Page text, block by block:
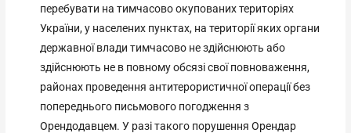
перебувати на тимчасово окупованих територіях
України, у населених пунктах, на території яких органи
державної влади тимчасово не здійснюють або
здійснюють не в повному обсязі свої повноваження,
районах проведення антитерористичної операції без
попереднього письмового погодження з
Орендодавцем. У разі такого порушення Орендар